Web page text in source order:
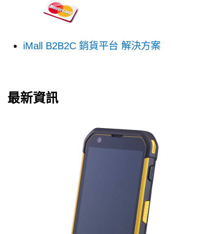
iMall B2B2C 銷貨平台 解決方案
最新資訊